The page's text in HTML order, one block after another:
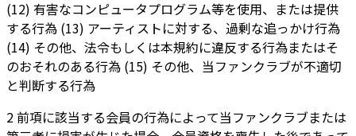
(12) 有害なコンピュータプログラム等を使用、または提供
する行為 (13) アーティストに対する、過剰な追っかけ行為
(14) その他、法令もしくは本規約に違反する行為またはそ
のおそれのある行為 (15) その他、当ファンクラブが不適切
と判断する行為
2 前項に該当する会員の行為によって当ファンクラブまたは